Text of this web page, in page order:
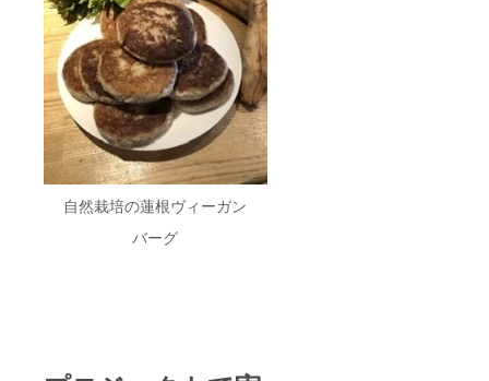
自然栽培の蓮根ヴィーガン
バーグ